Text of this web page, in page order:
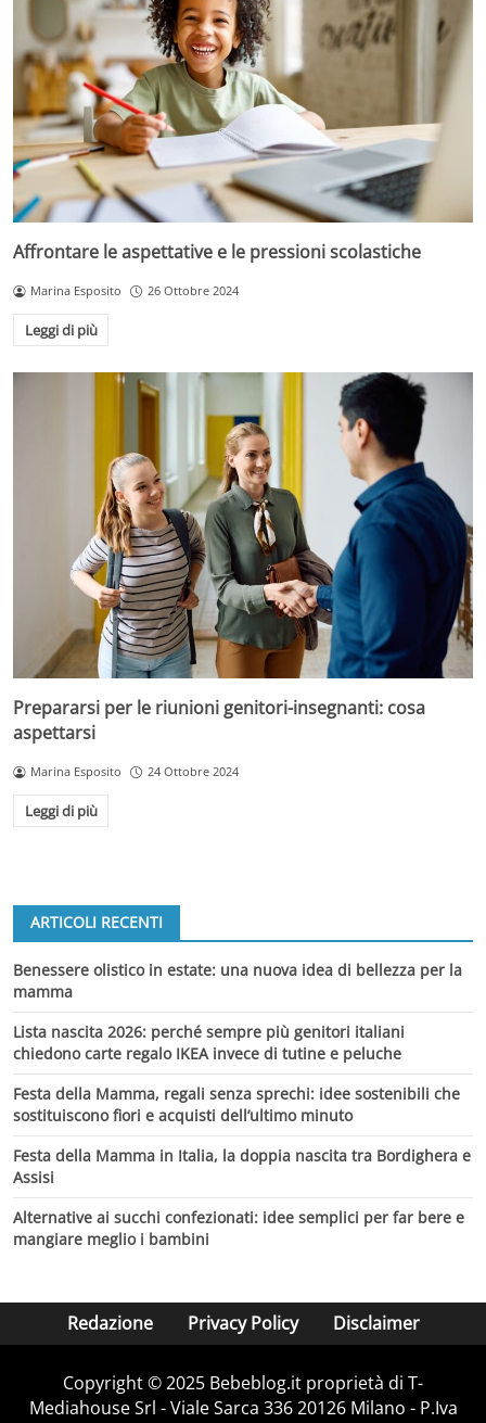
Affrontare le aspettative e le pressioni scolastiche
Marina Esposito 26 Ottobre 2024
Leggi di più
Prepararsi per le riunioni genitori-insegnanti: cosa
aspettarsi
Marina Esposito 24 Ottobre 2024
Leggi di più
ARTICOLI RECENTI
Benessere olistico in estate: una nuova idea di bellezza per la
mamma
Lista nascita 2026: perché sempre più genitori italiani
chiedono carte regalo IKEA invece di tutine e peluche
Festa della Mamma, regali senza sprechi: idee sostenibili che
sostituiscono fiori e acquisti dell’ultimo minuto
Festa della Mamma in Italia, la doppia nascita tra Bordighera e
Assisi
Alternative ai succhi confezionati: idee semplici per far bere e
mangiare meglio i bambini
Redazione Privacy Policy Disclaimer
Copyright © 2025 Bebeblog.it proprietà di T-
Mediahouse Srl - Viale Sarca 336 20126 Milano - P.Iva